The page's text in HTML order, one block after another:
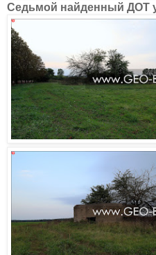
Седьмой найденный ДОТ